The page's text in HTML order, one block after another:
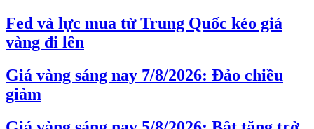
Fed và lực mua từ Trung Quốc kéo giá
vàng đi lên
Giá vàng sáng nay 7/8/2026: Đảo chiều
giảm